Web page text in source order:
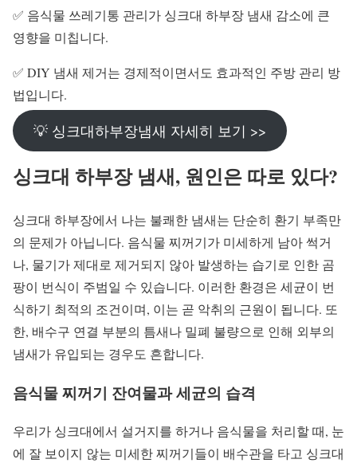
✅ 음식물 쓰레기통 관리가 싱크대 하부장 냄새 감소에 큰
영향을 미칩니다.
✅ DIY 냄새 제거는 경제적이면서도 효과적인 주방 관리 방
법입니다.
💡 싱크대하부장냄새 자세히 보기 >>
싱크대 하부장 냄새, 원인은 따로 있다?
싱크대 하부장에서 나는 불쾌한 냄새는 단순히 환기 부족만
의 문제가 아닙니다. 음식물 찌꺼기가 미세하게 남아 썩거
나, 물기가 제대로 제거되지 않아 발생하는 습기로 인한 곰
팡이 번식이 주범일 수 있습니다. 이러한 환경은 세균이 번
식하기 최적의 조건이며, 이는 곧 악취의 근원이 됩니다. 또
한, 배수구 연결 부분의 틈새나 밀폐 불량으로 인해 외부의
냄새가 유입되는 경우도 흔합니다.
음식물 찌꺼기 잔여물과 세균의 습격
우리가 싱크대에서 설거지를 하거나 음식물을 처리할 때, 눈
에 잘 보이지 않는 미세한 찌꺼기들이 배수관을 타고 싱크대